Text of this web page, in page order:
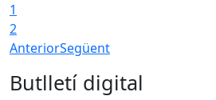
1
2
AnteriorSegüent
Butlletí digital